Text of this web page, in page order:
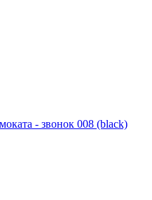
- звонок 008 (black)